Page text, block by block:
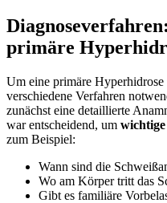
primäre
Um eine primäre
verschiedene Verfahren
zunächst ​eine detaillierte
war entscheidend, um
zum Beispiel:
Wann sind die
Wo ‍am⁢ Körper tritt das
Gibt⁢ es familiäre